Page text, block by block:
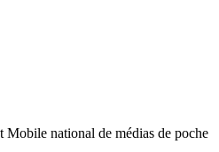
Mobile national de médias de poche